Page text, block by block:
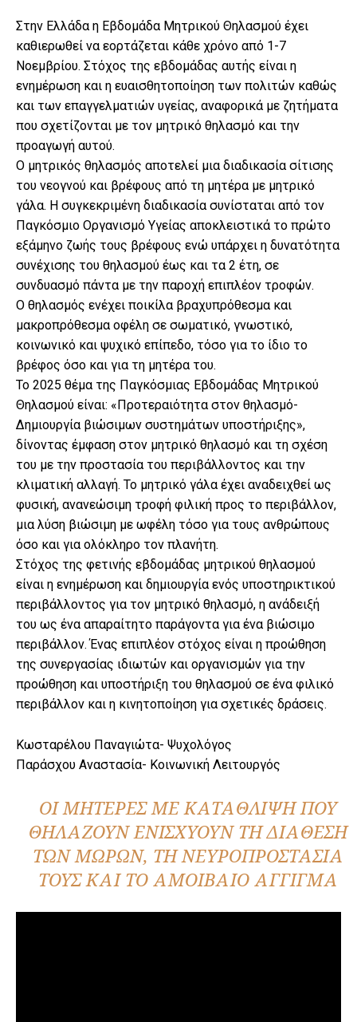
Στην Ελλάδα η Εβδομάδα Μητρικού Θηλασμού έχει
καθιερωθεί να εορτάζεται κάθε χρόνο από 1-7
Νοεμβρίου. Στόχος της εβδομάδας αυτής είναι η
ενημέρωση και η ευαισθητοποίηση των πολιτών καθώς
και των επαγγελματιών υγείας, αναφορικά με ζητήματα
που σχετίζονται με τον μητρικό θηλασμό και την
προαγωγή αυτού.
Ο μητρικός θηλασμός αποτελεί μια διαδικασία σίτισης
του νεογνού και βρέφους από τη μητέρα με μητρικό
γάλα. Η συγκεκριμένη διαδικασία συνίσταται από τον
Παγκόσμιο Οργανισμό Υγείας αποκλειστικά το πρώτο
εξάμηνο ζωής τους βρέφους ενώ υπάρχει η δυνατότητα
συνέχισης του θηλασμού έως και τα 2 έτη, σε
συνδυασμό πάντα με την παροχή επιπλέον τροφών.
Ο θηλασμός ενέχει ποικίλα βραχυπρόθεσμα και
μακροπρόθεσμα οφέλη σε σωματικό, γνωστικό,
κοινωνικό και ψυχικό επίπεδο, τόσο για το ίδιο το
βρέφος όσο και για τη μητέρα του.
Το 2025 θέμα της Παγκόσμιας Εβδομάδας Μητρικού
Θηλασμού είναι: «Προτεραιότητα στον θηλασμό-
Δημιουργία βιώσιμων συστημάτων υποστήριξης»,
δίνοντας έμφαση στον μητρικό θηλασμό και τη σχέση
του με την προστασία του περιβάλλοντος και την
κλιματική αλλαγή. Το μητρικό γάλα έχει αναδειχθεί ως
φυσική, ανανεώσιμη τροφή φιλική προς το περιβάλλον,
μια λύση βιώσιμη με ωφέλη τόσο για τους ανθρώπους
όσο και για ολόκληρο τον πλανήτη.
Στόχος της φετινής εβδομάδας μητρικού θηλασμού
είναι η ενημέρωση και δημιουργία ενός υποστηρικτικού
περιβάλλοντος για τον μητρικό θηλασμό, η ανάδειξή
του ως ένα απαραίτητο παράγοντα για ένα βιώσιμο
περιβάλλον. Ένας επιπλέον στόχος είναι η προώθηση
της συνεργασίας ιδιωτών και οργανισμών για την
προώθηση και υποστήριξη του θηλασμού σε ένα φιλικό
περιβάλλον και η κινητοποίηση για σχετικές δράσεις.
Κωσταρέλου Παναγιώτα- Ψυχολόγος
Παράσχου Αναστασία- Κοινωνική Λειτουργός
ΟΙ ΜΗΤΈΡΕΣ ΜΕ ΚΑΤΆΘΛΙΨΗ ΠΟΥ
ΘΗΛΆΖΟΥΝ ΕΝΙΣΧΎΟΥΝ ΤΗ ΔΙΆΘΕΣΗ
ΤΩΝ ΜΩΡΏΝ, ΤΗ ΝΕΥΡΟΠΡΟΣΤΑΣΊΑ
ΤΟΥΣ ΚΑΙ ΤΟ ΑΜΟΙΒΑΊΟ ΆΓΓΙΓΜΑ